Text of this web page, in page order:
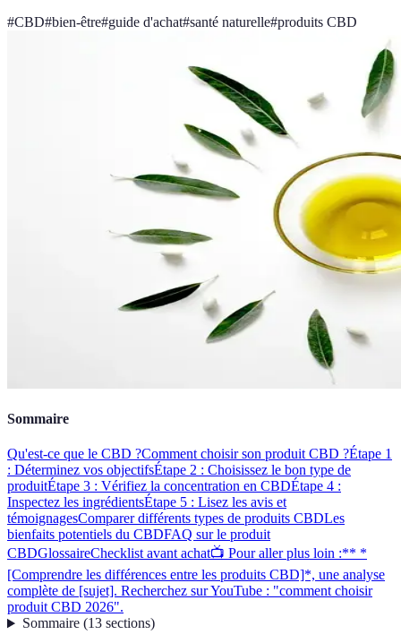
#CBD#bien-être#guide d'achat#santé naturelle#produits CBD
Sommaire
Qu'est-ce que le CBD ?Comment choisir son produit CBD ?Étape 1
: Déterminez vos objectifsÉtape 2 : Choisissez le bon type de
produitÉtape 3 : Vérifiez la concentration en CBDÉtape 4 :
Inspectez les ingrédientsÉtape 5 : Lisez les avis et
témoignagesComparer différents types de produits CBDLes
bienfaits potentiels du CBDFAQ sur le produit
CBDGlossaireChecklist avant achat📺 Pour aller plus loin :** *
[Comprendre les différences entre les produits CBD]*, une analyse
complète de [sujet]. Recherchez sur YouTube : "comment choisir
produit CBD 2026".
Sommaire(13 sections)